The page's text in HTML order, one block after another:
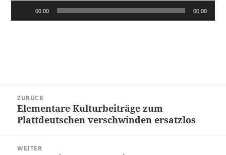
Audio-
Player
00:00 00:00
ZURÜCK
Vorheriger
Beitrag:
Elementare Kulturbeiträge zum
Plattdeutschen verschwinden ersatzlos
WEITER